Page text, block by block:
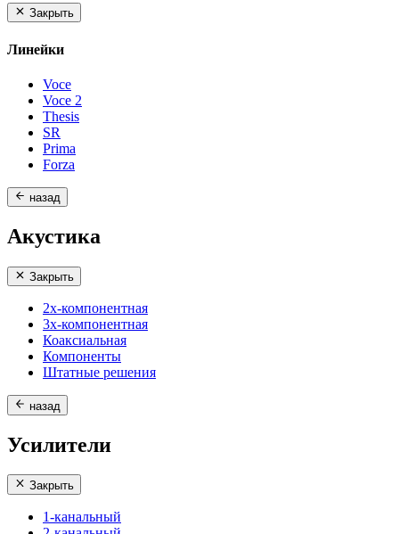
Закрыть
Линейки
Voce
Voce 2
Thesis
SR
Prima
Forza
назад
Акустика
Закрыть
2х-компонентная
3х-компонентная
Коаксиальная
Компоненты
Штатные решения
назад
Усилители
Закрыть
1-канальный